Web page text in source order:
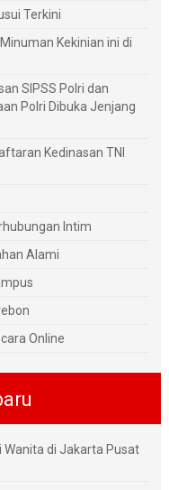
Terkini
Kekinian ini di
SIPSS Polri dan
Polri Dibuka Jenjang
Kedinasan TNI
Intim
Alami
Online
Wanita di Jakarta Pusat